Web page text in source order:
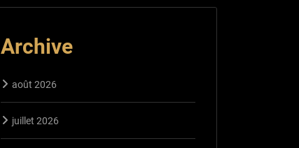
Archive
août 2026
juillet 2026